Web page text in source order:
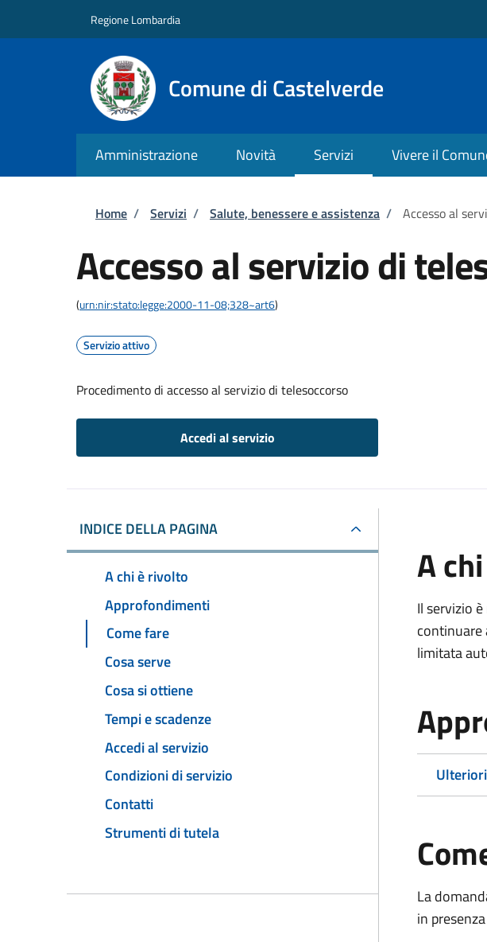
Regione Lombardia
Comune di Castelverde
Amministrazione Novità Servizi Vivere il
Briciole di pane
Home / Servizi / Salute, benessere e assistenza / Accesso al
Accesso al servizio di
(urn:nir:stato:legge:2000-11-08;328~art6)
Servizio attivo
Procedimento di accesso al servizio di telesoccorso
Accedi al servizio
INDICE DELLA PAGINA
A chi è rivolto
Approfondimenti
Come fare
Cosa serve
Cosa si ottiene
Tempi e scadenze
Accedi al servizio
Condizioni di servizio
Contatti
Strumenti di tutela
A
Il servizio
continuare
limitata
La
in